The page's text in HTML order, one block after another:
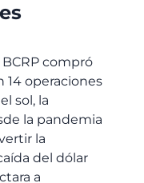
compró
14 operaciones
sol, la
la pandemia
la
del dólar
a